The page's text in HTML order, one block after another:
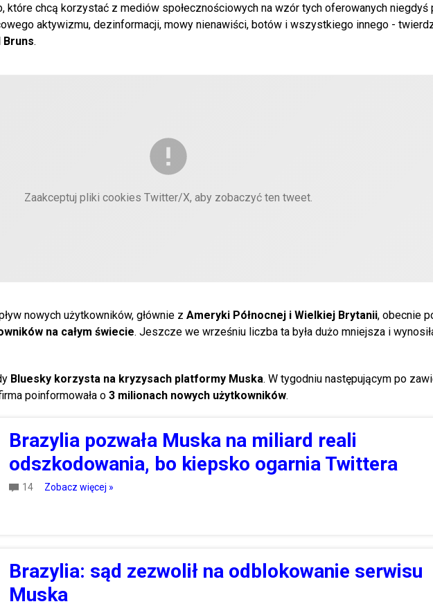
które chcą korzystać z mediów społecznościowych na wzór tych oferowanych niegdyś
aktywizmu, dezinformacji, mowy nienawiści, botów i wszystkiego innego -
Bruns.
Zaakceptuj pliki cookies Twitter/X, aby zobaczyć ten tweet.
nowych użytkowników, głównie z Ameryki Północnej i Wielkiej Brytanii, obecnie
na całym świecie. Jeszcze we wrześniu liczba ta była dużo mniejsza i
Bluesky korzysta na kryzysach platformy Muska. W tygodniu następującym po
poinformowała o 3 milionach nowych użytkowników.
Brazylia pozwała Muska na miliard reali
odszkodowania, bo kiepsko ogarnia Twittera
14 Zobacz więcej »
Brazylia: sąd zezwolił na odblokowanie serwisu
Muska